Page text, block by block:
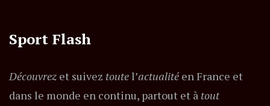
Sport Flash
Découvrez et suivez toutel’actualitéen France et
dans le monde en continu, partout et à tout